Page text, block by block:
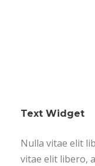
Text Widget
Nulla vitae elit
vitae elit libero,